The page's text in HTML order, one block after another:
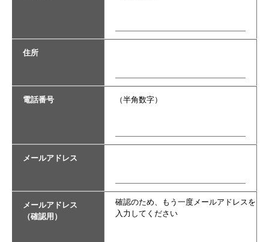
住所
電話番号 （半角数字）
メールアドレス
メールアドレス
（確認用）
確認のため、もう一度メールアドレスを
入力してください